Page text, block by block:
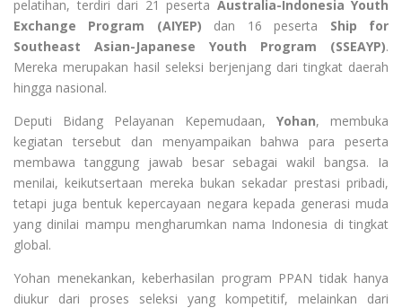
pelatihan, terdiri dari 21 peserta Australia-Indonesia Youth
Exchange Program (AIYEP) dan 16 peserta Ship for
Southeast Asian-Japanese Youth Program (SSEAYP).
Mereka merupakan hasil seleksi berjenjang dari tingkat daerah
hingga nasional.
Deputi Bidang Pelayanan Kepemudaan, Yohan, membuka
kegiatan tersebut dan menyampaikan bahwa para peserta
membawa tanggung jawab besar sebagai wakil bangsa. Ia
menilai, keikutsertaan mereka bukan sekadar prestasi pribadi,
tetapi juga bentuk kepercayaan negara kepada generasi muda
yang dinilai mampu mengharumkan nama Indonesia di tingkat
global.
Yohan menekankan, keberhasilan program PPAN tidak hanya
diukur dari proses seleksi yang kompetitif, melainkan dari